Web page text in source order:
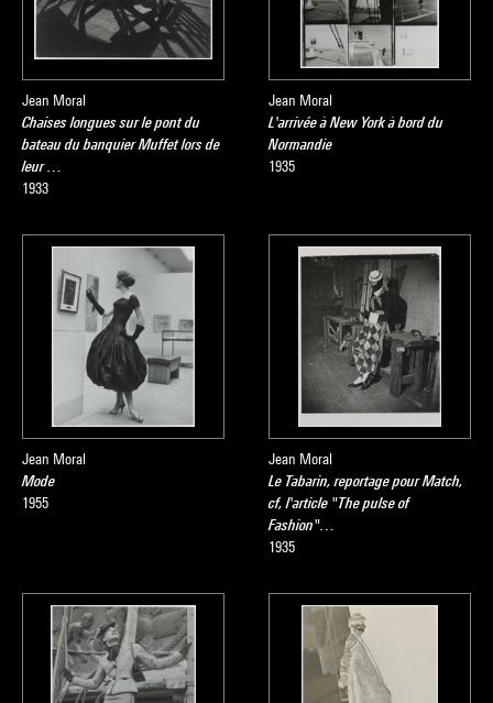
Jean Moral
Chaises longues sur le pont du
bateau du banquier Muffet lors de
leur …
1933
Jean Moral
L'arrivée à New York à bord du
Normandie
1935
Jean Moral
Mode
1955
Jean Moral
Le Tabarin, reportage pour Match,
cf, l'article "The pulse of
Fashion"…
1935